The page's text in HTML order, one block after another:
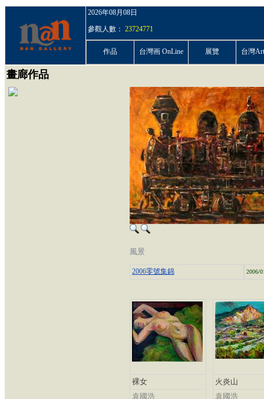
2026年08月08日
參觀人數： 23724771
作品 台灣画 OnLine 展覽 台灣
畫廊作品
風景
2006零號集錦 2006/
裸女
袁國浩
火炎山
袁國浩